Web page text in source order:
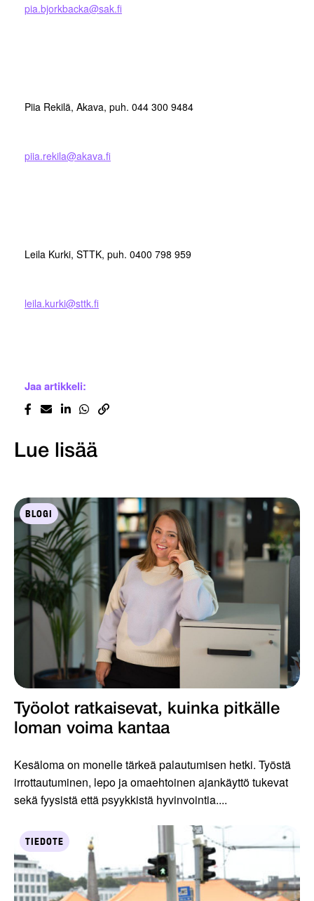
pia.bjorkbacka@sak.fi
Piia Rekilä, Akava, puh. 044 300 9484
piia.rekila@akava.fi
Leila Kurki, STTK, puh. 0400 798 959
leila.kurki@sttk.fi
Jaa artikkeli:
Lue lisää
BLOGI
Työolot ratkaisevat, kuinka pitkälle
loman voima kantaa
Kesäloma on monelle tärkeä palautumisen hetki. Työstä
irrottautuminen, lepo ja omaehtoinen ajankäyttö tukevat
sekä fyysistä että psyykkistä hyvinvointia....
TIEDOTE